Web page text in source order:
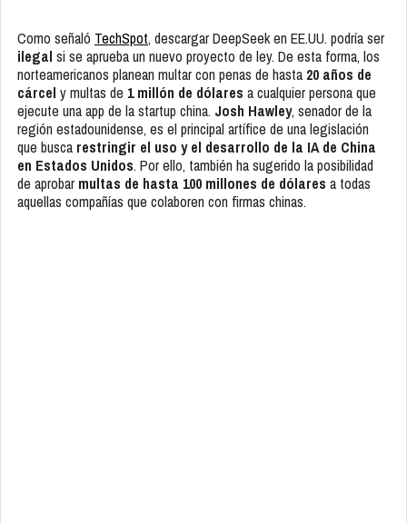
Como señaló TechSpot, descargar DeepSeek en EE.UU. podría ser
ilegal si se aprueba un nuevo proyecto de ley. De esta forma, los
norteamericanos planean multar con penas de hasta 20 años de
cárcel y multas de 1 millón de dólares a cualquier persona que
ejecute una app de la startup china. Josh Hawley, senador de la
región estadounidense, es el principal artífice de una legislación
que busca restringir el uso y el desarrollo de la IA de China
en Estados Unidos. Por ello, también ha sugerido la posibilidad
de aprobar multas de hasta 100 millones de dólares a todas
aquellas compañías que colaboren con firmas chinas.